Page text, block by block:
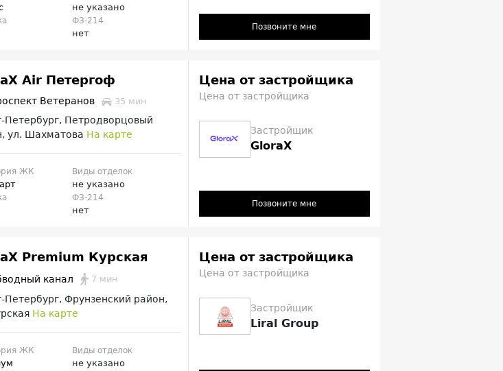
не указано
ФЗ-214
нет
Позвоните мне
Air Петергоф
Ветеранов 35 мин
Петербург, Петродворцовый
ул. Шахматова На карте
ЖК Виды отделок
не указано
ФЗ-214
нет
Цена от застройщика
Цена от застройщика
Застройщик
GloraX
Позвоните мне
Premium Курская
канал 7 мин
Петербург, Фрунзенский район,
На карте
ЖК Виды отделок
не указано
Цена от застройщика
Цена от застройщика
Застройщик
Liral Group